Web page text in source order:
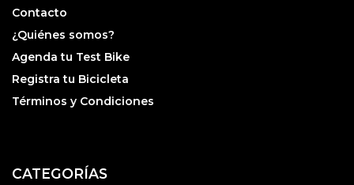
Contacto
¿Quiénes somos?
Agenda tu Test Bike
Registra tu Bicicleta
Términos y Condiciones
CATEGORÍAS